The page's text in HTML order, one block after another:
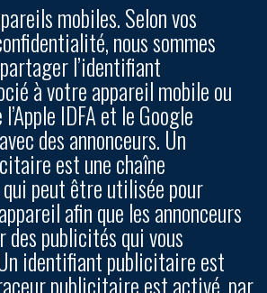
mobiles.Selon vos
nous sommes
l’identifiant
à votre appareil mobile ou
IDFA et le Google
des annonceurs. Un
est une chaîne
peut être utilisée pour
afin que les annonceurs
publicités qui vous
identifiant publicitaire est
publicitaire est activé, par